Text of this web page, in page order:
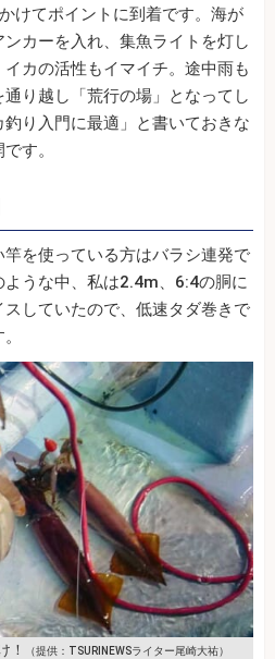
けてポイントに到着です。海が
カーを入れ、集魚ライトを灯し
カの活性もイマイチ。途中雨も
り越し「荒行の場」となってし
り入門に最適」と書いておきな
す。
を使っている方はバラシ連発で
うな中、私は2.4m、6:4の胴に
していたので、低速タダ巻きで
！ （提供：TSURINEWSライター尾崎大祐）